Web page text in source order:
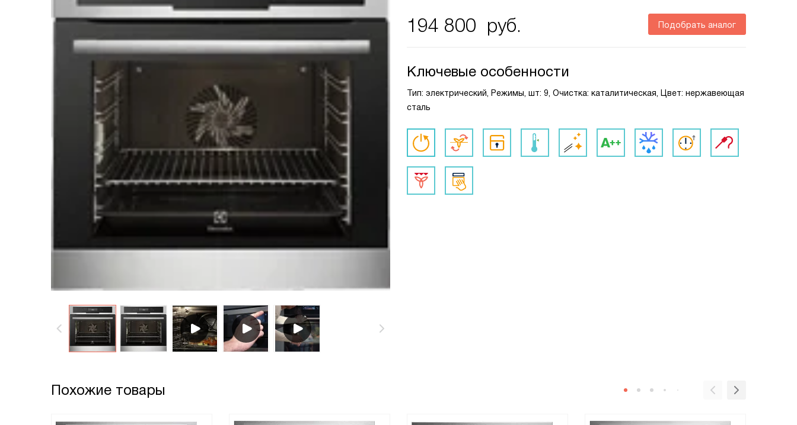
194 800 руб. Подобрать аналог
Ключевые особенности
Тип: электрический, Режимы, шт: 9, Очистка: каталитическая, Цвет: нержавеющая
сталь
Похожие товары